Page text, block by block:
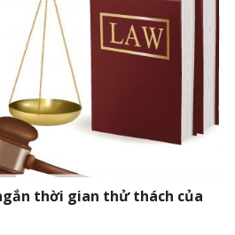
thời gian thử thách của